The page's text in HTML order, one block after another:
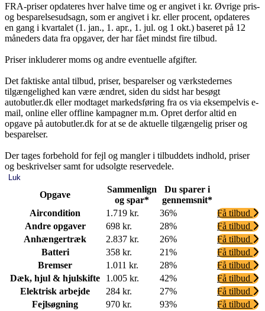
FRA-priser opdateres hver halve time og er angivet i kr. Øvrige pris-
og besparelsesudsagn, som er angivet i kr. eller procent, opdateres
en gang i kvartalet (1. jan., 1. apr., 1. jul. og 1 okt.) baseret på 12
måneders data fra opgaver, der har fået mindst fire tilbud.
Priser inkluderer moms og andre eventuelle afgifter.
Det faktiske antal tilbud, priser, besparelser og værkstedernes
tilgængelighed kan være ændret, siden du sidst har besøgt
autobutler.dk eller modtaget markedsføring fra os via eksempelvis e-
mail, online eller offline kampagner m.m. Opret derfor altid en
opgave på autobutler.dk for at se de aktuelle tilgængelig priser og
besparelser.
Der tages forbehold for fejl og mangler i tilbuddets indhold, priser
og beskrivelser samt for udsolgte reservedele.
Luk
Opgave
Sammenlign
og spar*
Du sparer i
gennemsnit*
Aircondition
1.719 kr. 36%
Få tilbud
Andre opgaver
698 kr. 28%
Få tilbud
Anhængertræk
2.837 kr. 26%
Få tilbud
Batteri
358 kr. 21%
Få tilbud
Bremser
1.011 kr. 28%
Få tilbud
Dæk, hjul & hjulskifte
1.005 kr. 42%
Få tilbud
Elektrisk arbejde
284 kr. 27%
Få tilbud
Fejlsøgning
970 kr. 93%
Få tilbud